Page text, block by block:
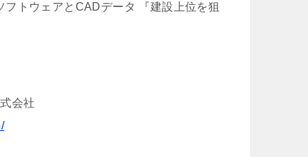
トウェアとCADデータ 『建設上位を狙
会社